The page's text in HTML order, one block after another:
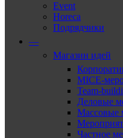
Event
Horeca
Подрядчики
—
Магазин идей
MICE-
Team-
Деловые
Массовые
Частное